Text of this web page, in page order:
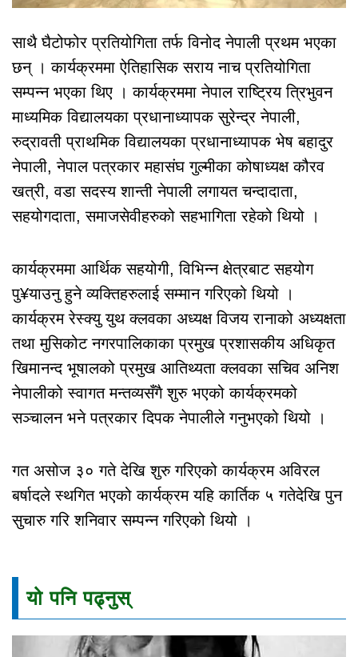
साथै घैटोफोर प्रतियोगिता तर्फ विनोद नेपाली प्रथम भएका
छन् । कार्यक्रममा ऐतिहासिक सराय नाच प्रतियोगिता
सम्पन्न भएका थिए । कार्यक्रममा नेपाल राष्ट्रिय त्रिभुवन
माध्यमिक विद्यालयका प्रधानाध्यापक सुरेन्द्र नेपाली,
रुद्रावती प्राथमिक विद्यालयका प्रधानाध्यापक भेष बहादुर
नेपाली, नेपाल पत्रकार महासंघ गुल्मीका कोषाध्यक्ष कौरव
खत्री, वडा सदस्य शान्ती नेपाली लगायत चन्दादाता,
सहयोगदाता, समाजसेवीहरुको सहभागिता रहेको थियो ।
कार्यक्रममा आर्थिक सहयोगी, विभिन्न क्षेत्रबाट सहयोग
पु¥याउनु हुने व्यक्तिहरुलाई सम्मान गरिएको थियो ।
कार्यक्रम रेस्क्यु युथ क्लवका अध्यक्ष विजय रानाको अध्यक्षता
तथा मुसिकोट नगरपालिकाका प्रमुख प्रशासकीय अधिकृत
खिमानन्द भूषालको प्रमुख आतिथ्यता क्लवका सचिव अनिश
नेपालीको स्वागत मन्तव्यसँगै शुरु भएको कार्यक्रमको
सञ्चालन भने पत्रकार दिपक नेपालीले गनुभएको थियो ।
गत असोज ३० गते देखि शुरु गरिएको कार्यक्रम अविरल
बर्षादले स्थगित भएको कार्यक्रम यहि कार्तिक ५ गतेदेखि पुन
सुचारु गरि शनिवार सम्पन्न गरिएको थियो ।
यो पनि पढ्नुस्